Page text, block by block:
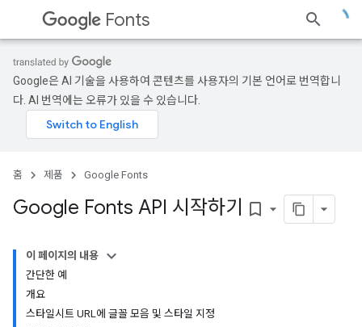
Fonts
Google은 AI 기술을 사용하여 콘텐츠를 사용자의 기본 언어로 번역합니
다. AI 번역에는 오류가 있을 수 있습니다.
홈 제품 Google Fonts
Google Fonts API 시작하기 bookmark_border
이 페이지의 내용
간단한 예
개요
스타일시트 URL에 글꼴 모음 및 스타일 지정